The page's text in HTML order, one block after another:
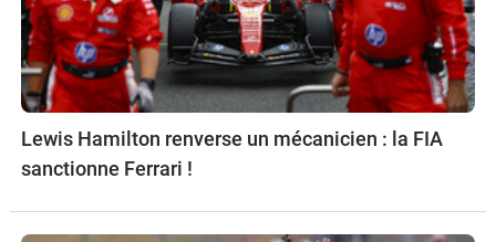
Lewis Hamilton renverse un mécanicien : la FIA
sanctionne Ferrari !